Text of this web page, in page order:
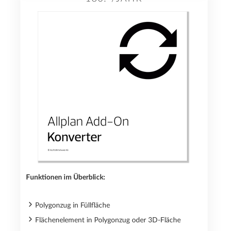
Funktionen im Überblick:
Polygonzug in Füllfläche
Flächenelement in Polygonzug oder 3D-Fläche